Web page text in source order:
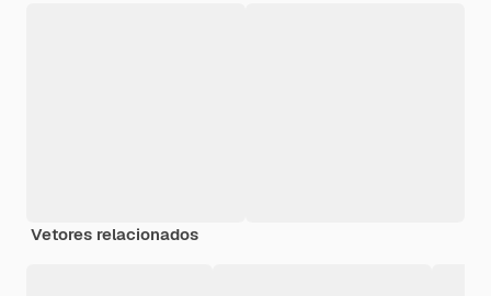
Vetores relacionados